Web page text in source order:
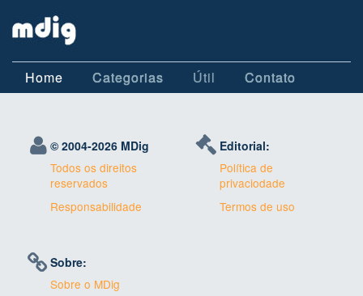
Home Categorias Útil Contato
© 2004-2026 MDig
Todos os direitos
reservados
Responsabilidade
Editorial:
Política de
privaciodade
Termos de uso
Sobre:
Sobre o MDig